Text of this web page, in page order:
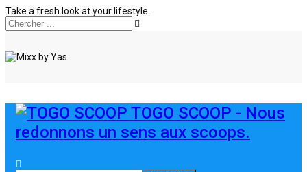
Take a fresh look at your lifestyle.
TOGO SCOOP - Nous
redonnons un sens aux scoops.